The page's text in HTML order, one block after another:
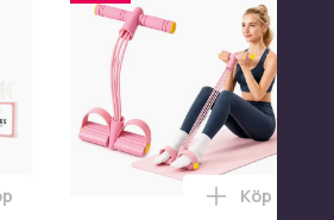
- Adapter & Kabel 20W USB-C
till LashLift Kit av Esefido iLägg till
Köp